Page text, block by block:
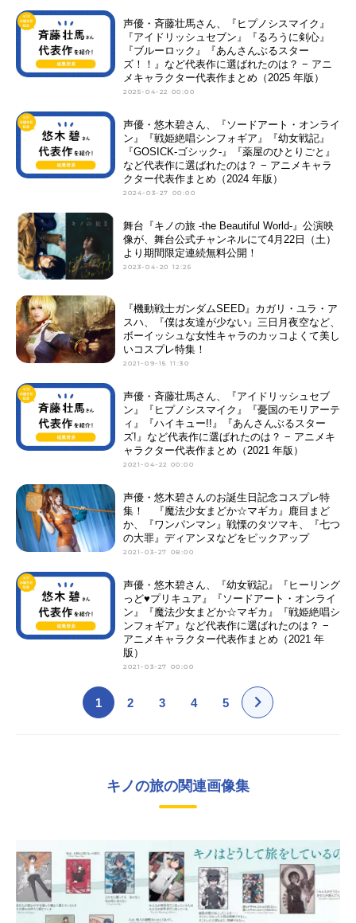
声優・斉藤壮馬さん、『ヒプノシスマイク』
『アイドリッシュセブン』『るろうに剣心』
『ブルーロック』『あんさんぶるスター
ズ！！』など代表作に選ばれたのは？ − アニ
メキャラクター代表作まとめ（2025 年版）
2025-04-22 00:00
声優・悠木碧さん、『ソードアート・オンライ
ン』『戦姫絶唱シンフォギア』『幼女戦記』
『GOSICK-ゴシック-』『薬屋のひとりごと』
など代表作に選ばれたのは？ − アニメキャラ
クター代表作まとめ（2024 年版）
2024-03-27 00:00
舞台『キノの旅 -the Beautiful World-』公演映
像が、舞台公式チャンネルにて4月22日（土）
より期間限定連続無料公開！
2023-04-20 12:25
『機動戦士ガンダムSEED』カガリ・ユラ・ア
スハ、『僕は友達が少ない』三日月夜空など、
ボーイッシュな女性キャラのカッコよくて美し
いコスプレ特集！
2021-09-15 11:30
声優・斉藤壮馬さん、『アイドリッシュセブ
ン』『ヒプノシスマイク』『憂国のモリアーテ
ィ』『ハイキュー!!』『あんさんぶるスター
ズ!』など代表作に選ばれたのは？ − アニメキ
ャラクター代表作まとめ（2021 年版）
2021-04-22 00:00
声優・悠木碧さんのお誕生日記念コスプレ特
集！ 『魔法少女まどか☆マギカ』鹿目まど
か、『ワンパンマン』戦慄のタツマキ、『七つ
の大罪』ディアンヌなどをピックアップ
2021-03-27 08:00
声優・悠木碧さん、『幼女戦記』『ヒーリング
っど♥プリキュア』『ソードアート・オンライ
ン』『魔法少女まどか☆マギカ』『戦姫絶唱シ
ンフォギア』など代表作に選ばれたのは？ −
アニメキャラクター代表作まとめ（2021 年
版）
2021-03-27 00:00
1 2 3 4 5
キノの旅の関連画像集